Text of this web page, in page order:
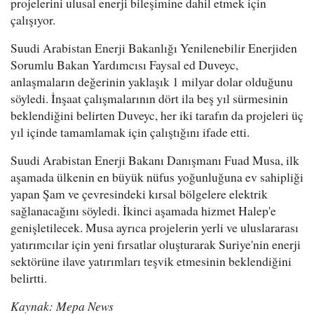
çalışıyor.
Suudi Arabistan Enerji Bakanlığı Yenilenebilir Enerjiden
Sorumlu Bakan Yardımcısı Faysal ed Duveyc,
anlaşmaların değerinin yaklaşık 1 milyar dolar olduğunu
söyledi. İnşaat çalışmalarının dört ila beş yıl sürmesinin
beklendiğini belirten Duveyc, her iki tarafın da projeleri üç
yıl içinde tamamlamak için çalıştığını ifade etti.
Suudi Arabistan Enerji Bakanı Danışmanı Fuad Musa, ilk
aşamada ülkenin en büyük nüfus yoğunluğuna ev sahipliği
yapan Şam ve çevresindeki kırsal bölgelere elektrik
sağlanacağını söyledi. İkinci aşamada hizmet Halep'e
genişletilecek. Musa ayrıca projelerin yerli ve uluslararası
yatırımcılar için yeni fırsatlar oluşturarak Suriye'nin enerji
sektörüne ilave yatırımları teşvik etmesinin beklendiğini
belirtti.
Kaynak: Mepa News